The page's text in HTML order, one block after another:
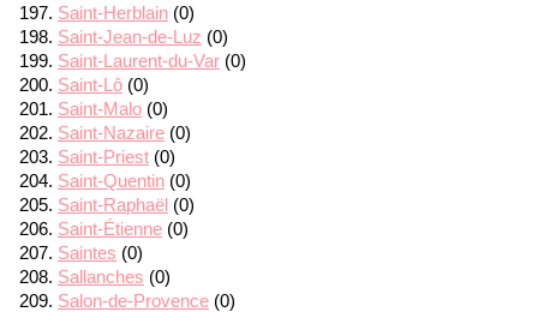
Saint-Herblain (0)
Saint-Jean-de-Luz (0)
Saint-Laurent-du-Var (0)
Saint-Lô (0)
Saint-Malo (0)
Saint-Nazaire (0)
Saint-Priest (0)
Saint-Quentin (0)
Saint-Raphaël (0)
Saint-Étienne (0)
Saintes (0)
Sallanches (0)
Salon-de-Provence (0)